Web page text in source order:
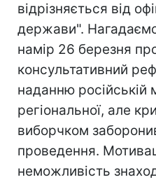
відрізняється від
держави".
намір 26 березня
консультативний
наданню російській
регіональної, але
виборчком
проведення.
неможливість